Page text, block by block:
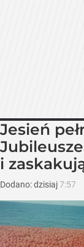
Jesień
i
Dodano:dzisiaj7:57